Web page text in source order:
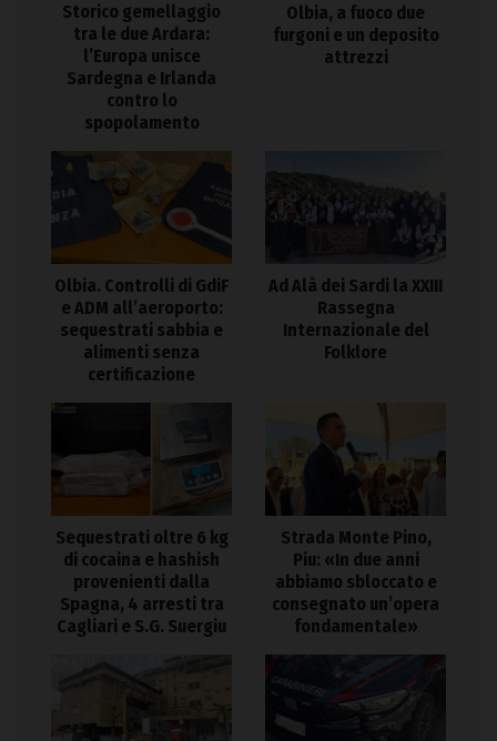
Storico gemellaggio
tra le due Ardara:
l’Europa unisce
Sardegna e Irlanda
contro lo
spopolamento
Olbia, a fuoco due
furgoni e un deposito
attrezzi
Olbia. Controlli di GdiF
e ADM all’aeroporto:
sequestrati sabbia e
alimenti senza
certificazione
Ad Alà dei Sardi la XXIII
Rassegna
Internazionale del
Folklore
Sequestrati oltre 6 kg
di cocaina e hashish
provenienti dalla
Spagna, 4 arresti tra
Cagliari e S.G. Suergiu
Strada Monte Pino,
Piu: «In due anni
abbiamo sbloccato e
consegnato un’opera
fondamentale»